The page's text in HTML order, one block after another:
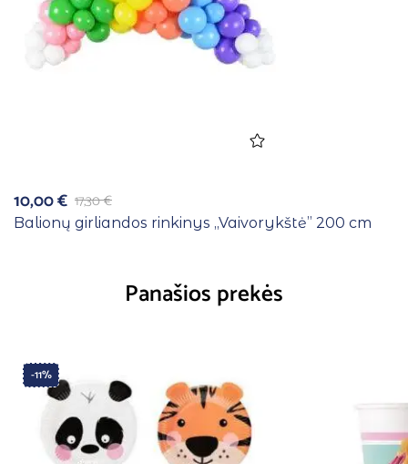
17,30€
10,00€
Balionų girliandos rinkinys ,,Vaivorykštė” 200 cm
Panašios prekės
-11%